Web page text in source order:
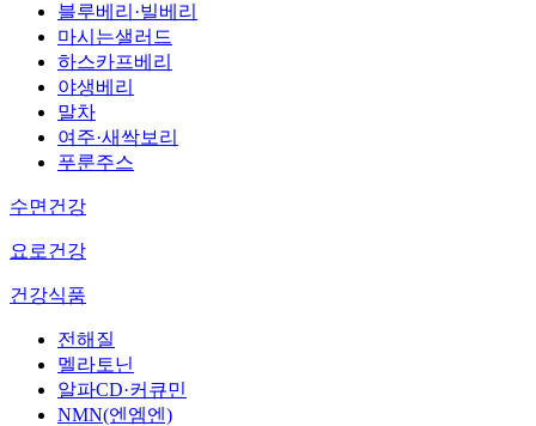
블루베리·빌베리
마시는샐러드
하스카프베리
야생베리
말차
여주·새싹보리
푸룬주스
수면건강
요로건강
건강식품
전해질
멜라토닌
알파CD·커큐민
NMN(엔엠엔)